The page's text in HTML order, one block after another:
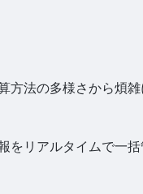
法の多様さから煩
リアルタイムで一